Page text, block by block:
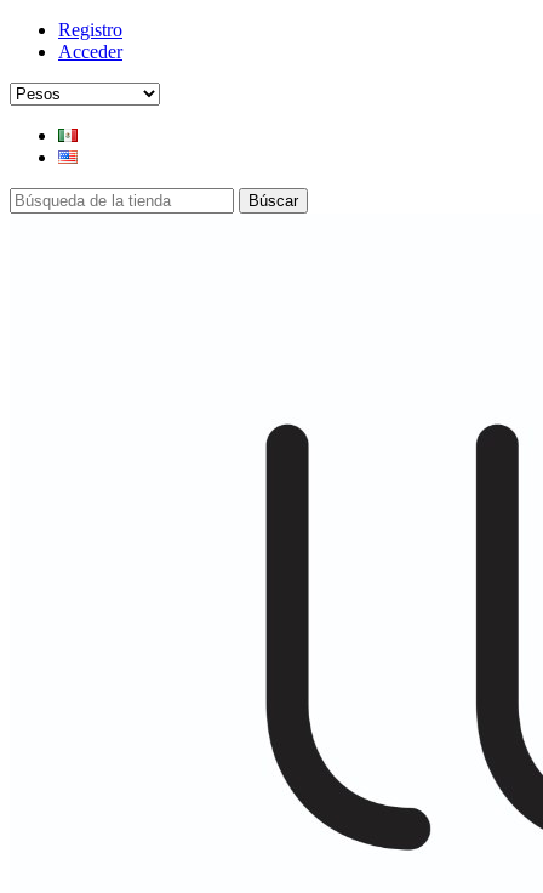
Registro
Acceder
Búscar